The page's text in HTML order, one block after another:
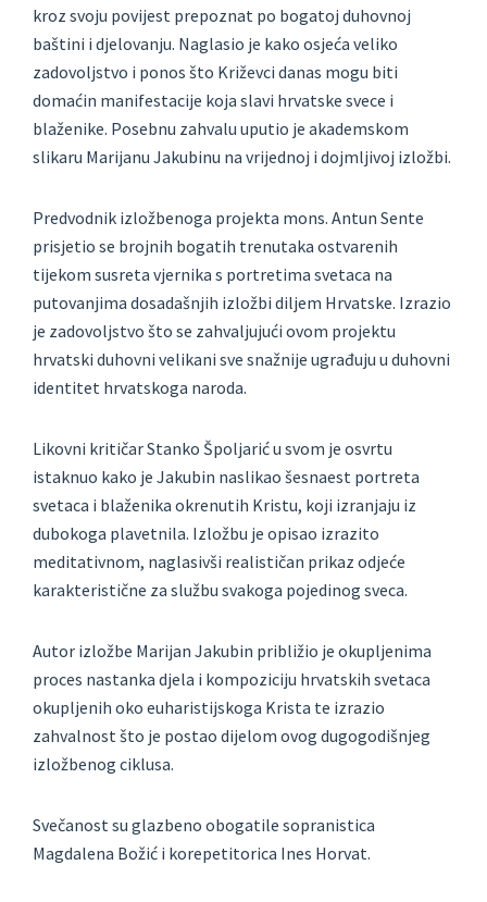
kroz svoju povijest prepoznat po bogatoj duhovnoj
baštini i djelovanju. Naglasio je kako osjeća veliko
zadovoljstvo i ponos što Križevci danas mogu biti
domaćin manifestacije koja slavi hrvatske svece i
blaženike. Posebnu zahvalu uputio je akademskom
slikaru Marijanu Jakubinu na vrijednoj i dojmljivoj izložbi.
Predvodnik izložbenoga projekta mons. Antun Sente
prisjetio se brojnih bogatih trenutaka ostvarenih
tijekom susreta vjernika s portretima svetaca na
putovanjima dosadašnjih izložbi diljem Hrvatske. Izrazio
je zadovoljstvo što se zahvaljujući ovom projektu
hrvatski duhovni velikani sve snažnije ugrađuju u duhovni
identitet hrvatskoga naroda.
Likovni kritičar Stanko Špoljarić u svom je osvrtu
istaknuo kako je Jakubin naslikao šesnaest portreta
svetaca i blaženika okrenutih Kristu, koji izranjaju iz
dubokoga plavetnila. Izložbu je opisao izrazito
meditativnom, naglasivši realističan prikaz odjeće
karakteristične za službu svakoga pojedinog sveca.
Autor izložbe Marijan Jakubin približio je okupljenima
proces nastanka djela i kompoziciju hrvatskih svetaca
okupljenih oko euharistijskoga Krista te izrazio
zahvalnost što je postao dijelom ovog dugogodišnjeg
izložbenog ciklusa.
Svečanost su glazbeno obogatile sopranistica
Magdalena Božić i korepetitorica Ines Horvat.